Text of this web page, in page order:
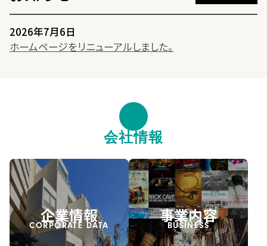
2026年7月6日
ホームページをリニューアルしました。
会社情報
企業情報
CORPORATE DATA
事業内容
BUSINESS